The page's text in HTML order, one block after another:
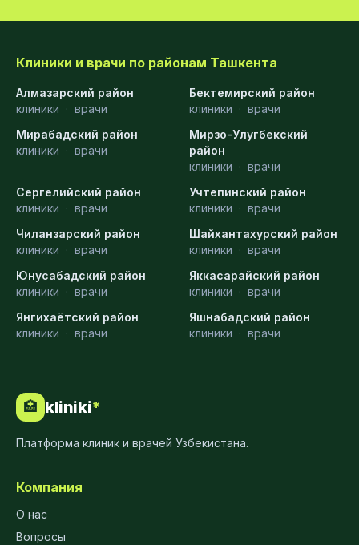
Клиники и врачи по районам Ташкента
Алмазарский район
клиники · врачи
Бектемирский район
клиники · врачи
Мирабадский район
клиники · врачи
Мирзо-Улугбекский
район
клиники · врачи
Сергелийский район
клиники · врачи
Учтепинский район
клиники · врачи
Чиланзарский район
клиники · врачи
Шайхантахурский район
клиники · врачи
Юнусабадский район
клиники · врачи
Яккасарайский район
клиники · врачи
Янгихаётский район
клиники · врачи
Яшнабадский район
клиники · врачи
🏥 kliniki*
Платформа клиник и врачей Узбекистана.
Компания
О нас
Вопросы